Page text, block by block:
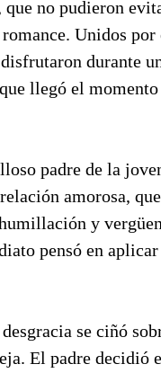
no pudieron
Unidos por
durante
llegó el
padre de la
amorosa,
y
pensó en
se ciñó
El padre decidió